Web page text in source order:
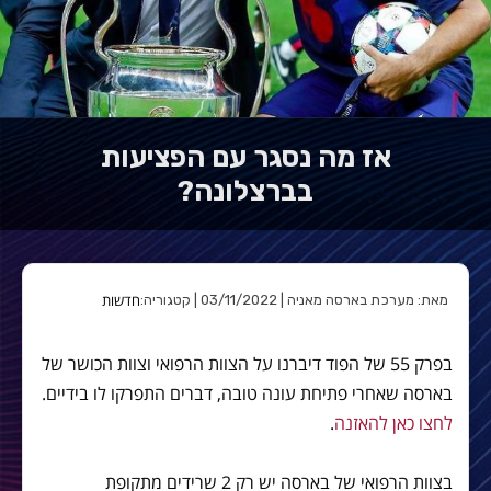
אז מה נסגר עם הפציעות
בברצלונה?
מאת: מערכת בארסה מאניה | 03/11/2022 | קטגוריה: חדשות
בפרק 55 של הפוד דיברנו על הצוות הרפואי וצוות הכושר של
בארסה שאחרי פתיחת עונה טובה, דברים התפרקו לו בידיים.
לחצו כאן להאזנה.
בצוות הרפואי של בארסה יש רק 2 שרידים מתקופת